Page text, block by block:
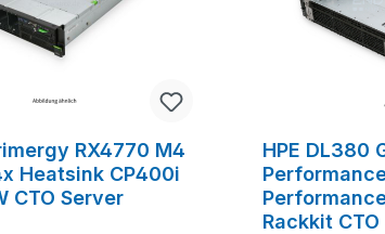
RX4770 M4
Heatsink CP400i
CTO Server
HPE DL380
Rackkit